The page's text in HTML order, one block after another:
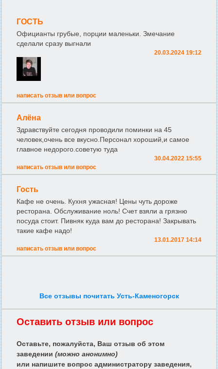
ГОСТЬ
Официанты грубые, порции маленьки. Змечание
сделали сразу выгнали
20.03.2024 19:12
написать отзыв или вопрос
Алёна
Здравствуйте сегодня проводили поминки на 45
человек,очень все вкусно.Персонал хороший,и самое
главное недорого.советую туда
30.04.2022 15:55
написать отзыв или вопрос
Гость
Кафе не очень. Кухня ужасная! Цены чуть дороже
ресторана. Обслуживание ноль! Счет взяли а грязню
посуда стоит. Пивняк куда вам до ресторана! Закрывать
такие кафе надо!
13.01.2017 14:14
написать отзыв или вопрос
Все отзывы почитать Усть-Каменогорск
Оставить отзыв или вопрос
Оставьте, пожалуйста, Ваш отзыв об этом
заведении (можно анонимно)
или напишите вопрос администратору заведения,